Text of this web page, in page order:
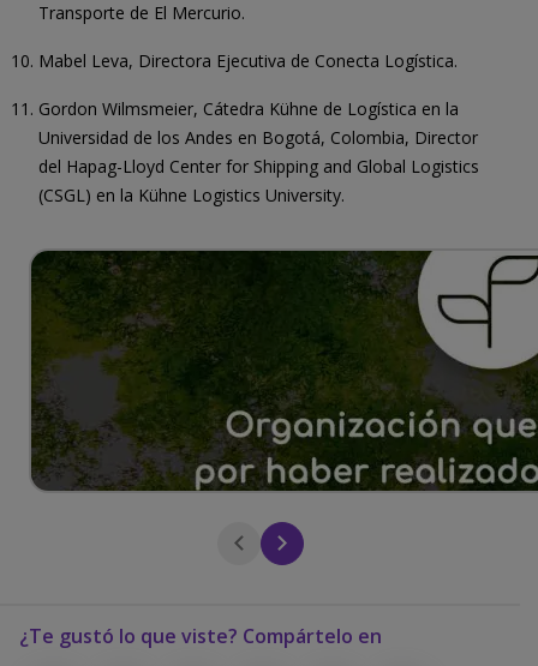
Transporte de El Mercurio.
Mabel Leva, Directora Ejecutiva de Conecta Logística.
Gordon Wilmsmeier, Cátedra Kühne de Logística en la
Universidad de los Andes en Bogotá, Colombia, Director
del Hapag-Lloyd Center for Shipping and Global Logistics
(CSGL) en la Kühne Logistics University.
¿Te gustó lo que viste? Compártelo en